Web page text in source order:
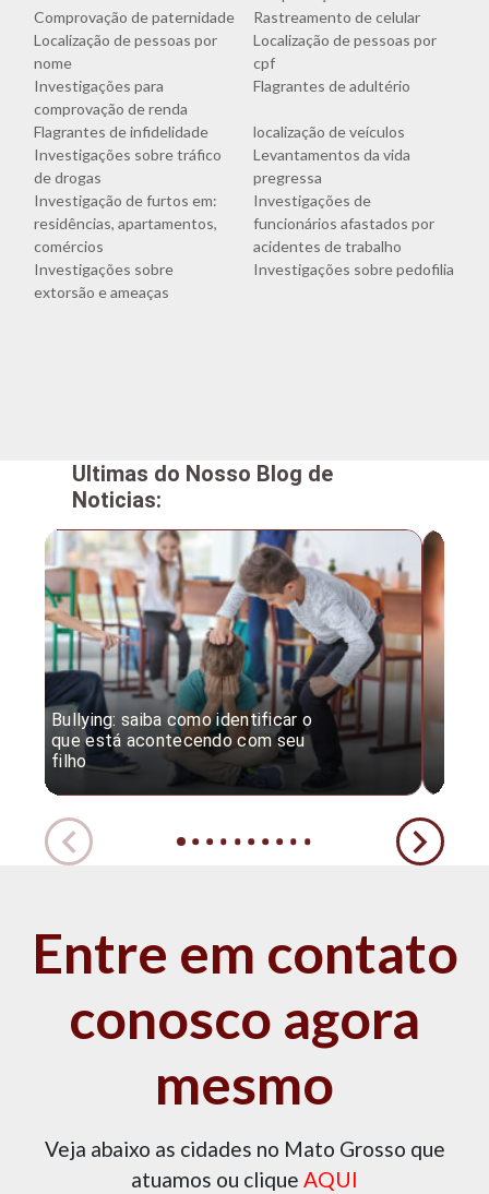
Comprovação de paternidade
Rastreamento de celular
Localização de pessoas por
nome
Localização de pessoas por
cpf
Investigações para
comprovação de renda
Flagrantes de adultério
Flagrantes de infidelidade
localização de veículos
Investigações sobre tráfico
de drogas
Levantamentos da vida
pregressa
Investigação de furtos em:
residências, apartamentos,
comércios
Investigações de
funcionários afastados por
acidentes de trabalho
Investigações sobre
extorsão e ameaças
Investigações sobre pedofilia
Ultimas do Nosso Blog de
Noticias:
Bullying: saiba como identificar o
que está acontecendo com seu
filho
Entre em contato
conosco agora
mesmo
Veja abaixo as cidades no Mato Grosso que
atuamos ou clique AQUI